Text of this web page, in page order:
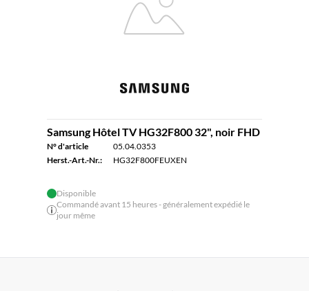
Samsung Hôtel TV HG32F800 32", noir FHD
N° d'article
05.04.0353
Herst.-Art.-Nr.:
HG32F800FEUXEN
Disponible
Commandé avant 15 heures - généralement expédié le
jour même